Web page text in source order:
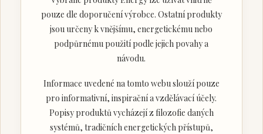
pouze dle doporučení výrobce. Ostatní produkty
jsou určeny k vnějšímu, energetickému nebo
podpůrnému použití podle jejich povahy a
návodu.
Informace uvedené na tomto webu slouží pouze
pro informativní, inspirační a vzdělávací účely.
Popisy produktů vycházejí z filozofie daných
systémů, tradičních energetických přístupů,